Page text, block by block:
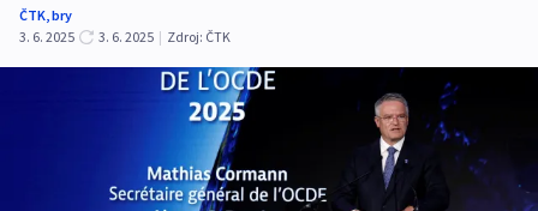
ČTK,bry
3. 6. 2025
3. 6. 2025 | Zdroj: ČTK